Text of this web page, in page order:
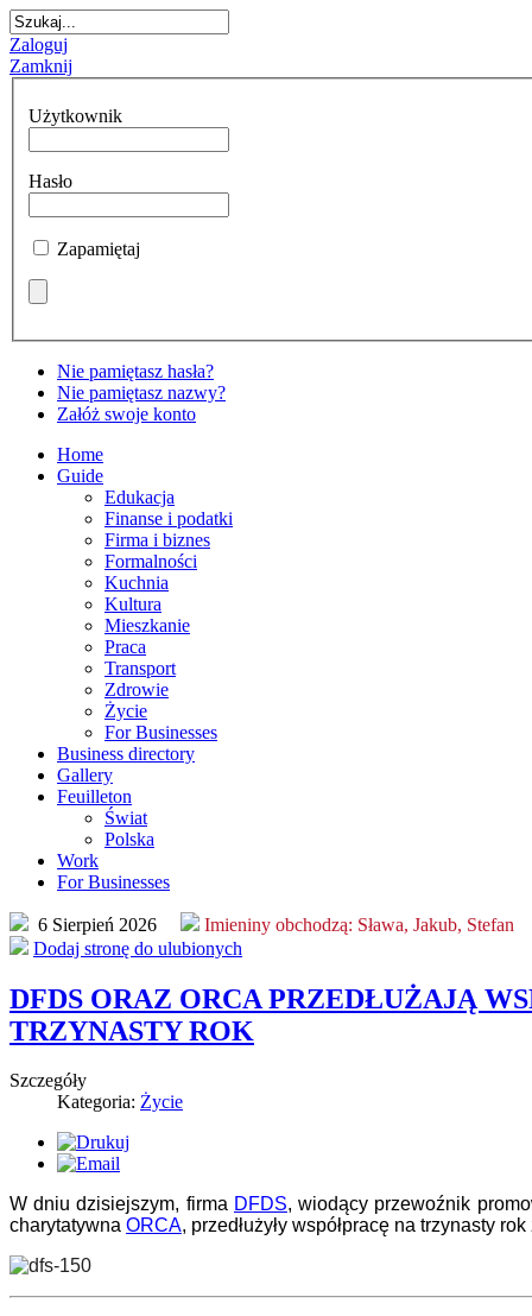
Zaloguj
Zamknij
Użytkownik
Hasło
Zapamiętaj
Nie pamiętasz hasła?
Nie pamiętasz nazwy?
Załóż swoje konto
Home
Guide
Edukacja
Finanse i podatki
Firma i biznes
Formalności
Kuchnia
Kultura
Mieszkanie
Praca
Transport
Zdrowie
Życie
For Businesses
Business directory
Gallery
Feuilleton
Świat
Polska
Work
For Businesses
6 Sierpień 2026 Imieniny obchodzą: Sława, Jakub, Stefan
Dodaj stronę do ulubionych
DFDS ORAZ ORCA PRZEDŁUŻAJĄ
TRZYNASTY ROK
Szczegóły
Kategoria: Życie
W dniu dzisiejszym, firma DFDS, wiodący przewoźnik
charytatywna ORCA, przedłużyły współpracę na trzynasty